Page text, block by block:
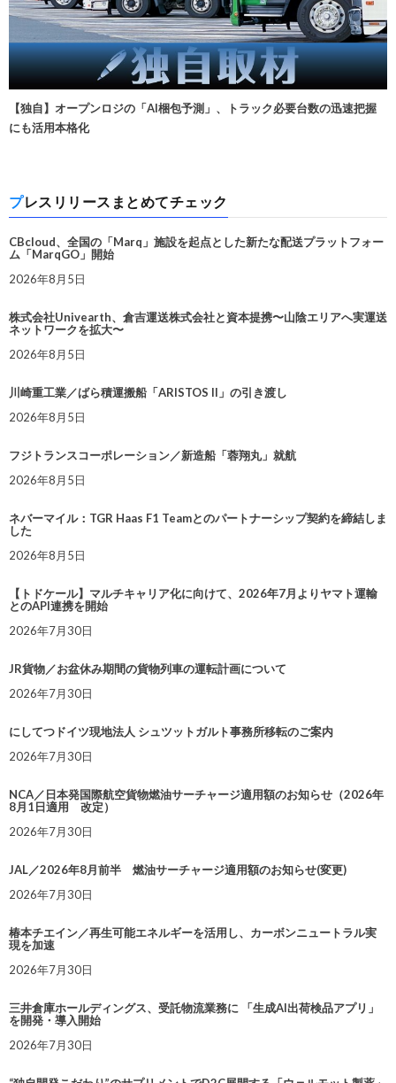
【独自】オープンロジの「AI梱包予測」、トラック必要台数の迅速把握
にも活用本格化
プレスリリースまとめてチェック
CBcloud、全国の「Marq」施設を起点とした新たな配送プラットフォー
ム「MarqGO」開始
2026年8月5日
株式会社Univearth、倉吉運送株式会社と資本提携〜山陰エリアへ実運送
ネットワークを拡大〜
2026年8月5日
川崎重工業／ばら積運搬船「ARISTOS II」の引き渡し
2026年8月5日
フジトランスコーポレーション／新造船「蓉翔丸」就航
2026年8月5日
ネバーマイル：TGR Haas F1 Teamとのパートナーシップ契約を締結しま
した
2026年8月5日
【トドケール】マルチキャリア化に向けて、2026年7月よりヤマト運輸
とのAPI連携を開始
2026年7月30日
JR貨物／お盆休み期間の貨物列車の運転計画について
2026年7月30日
にしてつドイツ現地法人 シュツットガルト事務所移転のご案内
2026年7月30日
NCA／日本発国際航空貨物燃油サーチャージ適用額のお知らせ（2026年
8月1日適用 改定）
2026年7月30日
JAL／2026年8月前半 燃油サーチャージ適用額のお知らせ(変更)
2026年7月30日
椿本チエイン／再生可能エネルギーを活用し、カーボンニュートラル実
現を加速
2026年7月30日
三井倉庫ホールディングス、受託物流業務に 「生成AI出荷検品アプリ」
を開発・導入開始
2026年7月30日